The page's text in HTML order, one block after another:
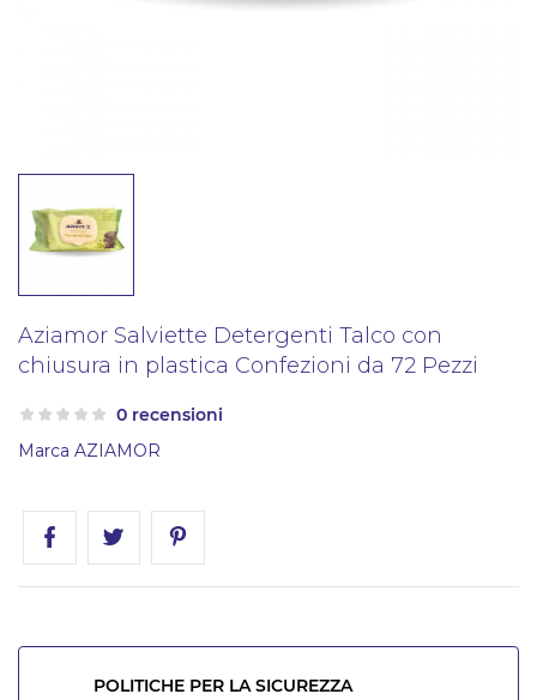
Aziamor Salviette Detergenti Talco con
chiusura in plastica Confezioni da 72 Pezzi
0 recensioni
Marca AZIAMOR
POLITICHE PER LA SICUREZZA